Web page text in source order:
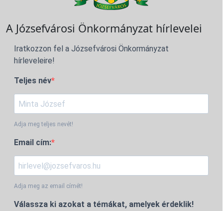
A Józsefvárosi Önkormányzat hírlevelei
Iratkozzon fel a Józsefvárosi Önkormányzat
hírleveleire!
Teljes név
Adja meg teljes nevét!
Email cím:
Adja meg az email címét!
Válassza ki azokat a témákat, amelyek érdeklik!